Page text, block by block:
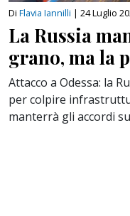
Di Flavia Iannilli | 24 Luglio
La Russia
grano, ma la
Attacco a Odessa: la
per colpire
manterrà gli accordi